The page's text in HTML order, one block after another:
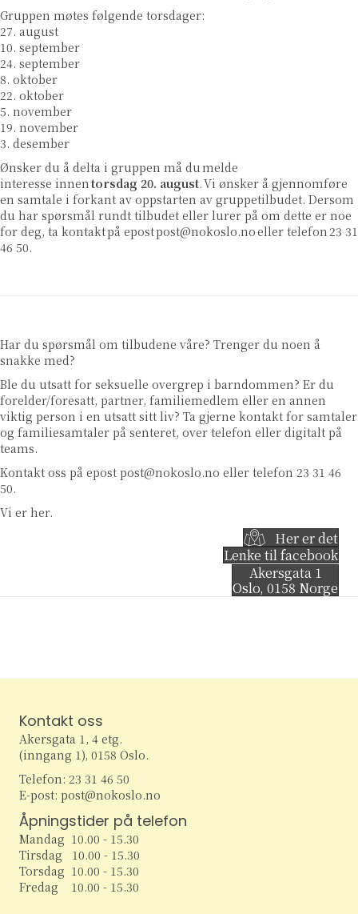
Gruppen møtes følgende torsdager:
27. august
10. september
24. september
8. oktober
22. oktober
5. november
19. november
3. desember
Ønsker du å delta i gruppen må du melde
interesse innen torsdag 20. august. Vi ønsker å gjennomføre
en samtale i forkant av oppstarten av gruppetilbudet. Dersom
du har spørsmål rundt tilbudet eller lurer på om dette er noe
for deg, ta kontakt på epostpost@nokoslo.noeller telefon 23 31
46 50.
Har du spørsmål om tilbudene våre? Trenger du noen å
snakke med?
Ble du utsatt for seksuelle overgrep i barndommen? Er du
forelder/foresatt, partner, familiemedlem eller en annen
viktig person i en utsatt sitt liv? Ta gjerne kontakt for samtaler
og familiesamtaler på senteret, over telefon eller digitalt på
teams.
Kontakt oss på epost post@nokoslo.no eller telefon 23 31 46
50.
Vi er her.
Her er det
Lenke til facebook
Akersgata 1
Oslo, 0158 Norge
Kontakt oss
Akersgata 1, 4 etg.
(inngang 1), 0158 Oslo.
Telefon: 23 31 46 50
E-post: post@nokoslo.no
Åpningstider på telefon
Mandag 10.00 - 15.30
Tirsdag 10.00 - 15.30
Torsdag 10.00 - 15.30
Fredag 10.00 - 15.30